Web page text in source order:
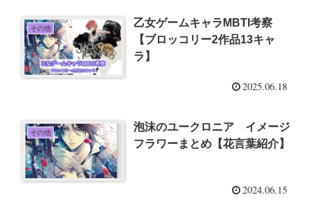
その他
乙女ゲームキャラMBTI考察
【ブロッコリー2作品13キャ
ラ】
2025.06.18
その他
泡沫のユークロニア イメージ
フラワーまとめ【花言葉紹介】
2024.06.15